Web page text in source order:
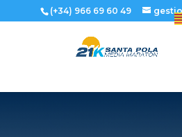
(+34) 966 69 60 49